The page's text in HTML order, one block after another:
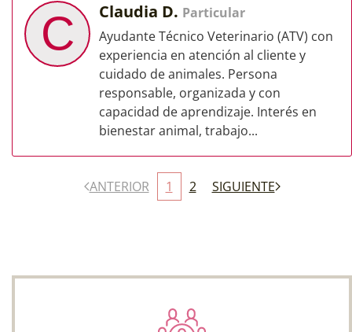
C Claudia D. Particular
Ayudante Técnico Veterinario (ATV) con
experiencia en atención al cliente y
cuidado de animales. Persona
responsable, organizada y con
capacidad de aprendizaje. Interés en
bienestar animal, trabajo...
ANTERIOR 1 2 SIGUIENTE